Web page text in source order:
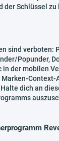
der Schlüssel
sind verboten:
Popunder,
in der mobilen
Context-
dich an